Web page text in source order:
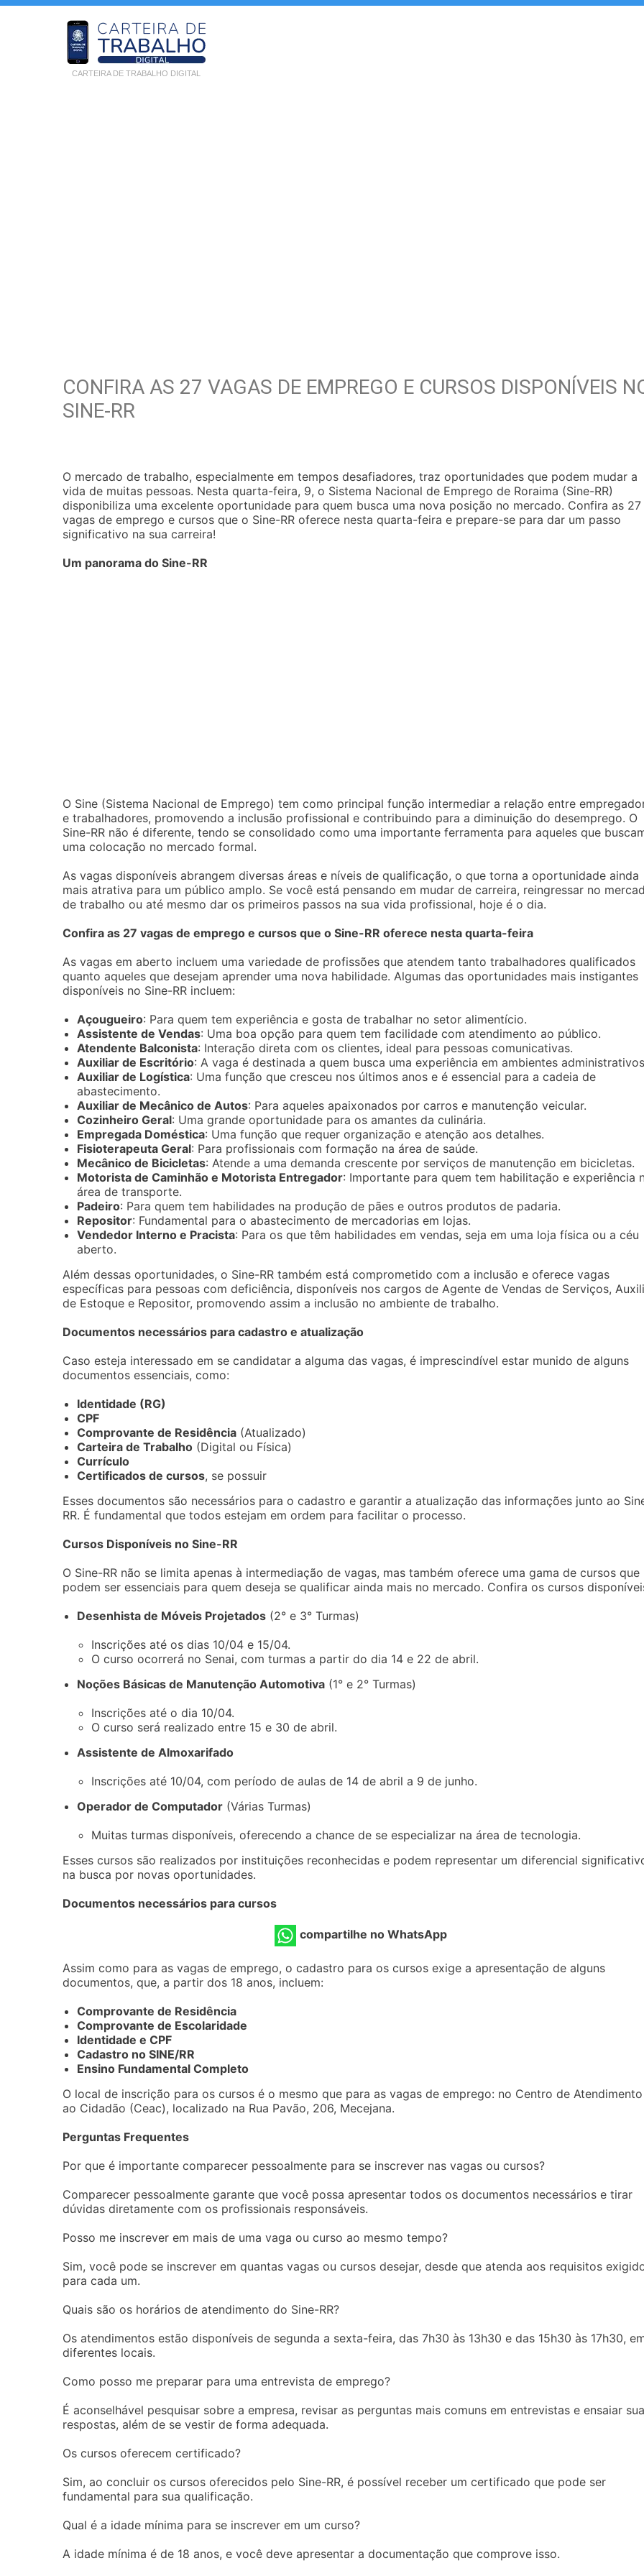
CARTEIRA DE TRABALHO DIGITAL
CONFIRA AS 27 VAGAS DE EMPREGO E CURSOS DISPONÍVEIS
SINE-RR
O mercado de trabalho, especialmente em tempos desafiadores, traz oportunidades que podem mudar a
vida de muitas pessoas. Nesta quarta-feira, 9, o Sistema Nacional de Emprego de Roraima (Sine-RR)
disponibiliza uma excelente oportunidade para quem busca uma nova posição no mercado. Confira as 27
vagas de emprego e cursos que o Sine-RR oferece nesta quarta-feira e prepare-se para dar um passo
significativo na sua carreira!
Um panorama do Sine-RR
O Sine (Sistema Nacional de Emprego) tem como principal função intermediar a relação entre
e trabalhadores, promovendo a inclusão profissional e contribuindo para a diminuição do desemprego. O
Sine-RR não é diferente, tendo se consolidado como uma importante ferramenta para aqueles que
uma colocação no mercado formal.
As vagas disponíveis abrangem diversas áreas e níveis de qualificação, o que torna a oportunidade ainda
mais atrativa para um público amplo. Se você está pensando em mudar de carreira, reingressar no
de trabalho ou até mesmo dar os primeiros passos na sua vida profissional, hoje é o dia.
Confira as 27 vagas de emprego e cursos que o Sine-RR oferece nesta quarta-feira
As vagas em aberto incluem uma variedade de profissões que atendem tanto trabalhadores qualificados
quanto aqueles que desejam aprender uma nova habilidade. Algumas das oportunidades mais instigantes
disponíveis no Sine-RR incluem:
Açougueiro: Para quem tem experiência e gosta de trabalhar no setor alimentício.
Assistente de Vendas: Uma boa opção para quem tem facilidade com atendimento ao público.
Atendente Balconista: Interação direta com os clientes, ideal para pessoas comunicativas.
Auxiliar de Escritório: A vaga é destinada a quem busca uma experiência em ambientes
Auxiliar de Logística: Uma função que cresceu nos últimos anos e é essencial para a cadeia de
abastecimento.
Auxiliar de Mecânico de Autos: Para aqueles apaixonados por carros e manutenção veicular.
Cozinheiro Geral: Uma grande oportunidade para os amantes da culinária.
Empregada Doméstica: Uma função que requer organização e atenção aos detalhes.
Fisioterapeuta Geral: Para profissionais com formação na área de saúde.
Mecânico de Bicicletas: Atende a uma demanda crescente por serviços de manutenção em bicicletas.
Motorista de Caminhão e Motorista Entregador: Importante para quem tem habilitação e experiência
área de transporte.
Padeiro: Para quem tem habilidades na produção de pães e outros produtos de padaria.
Repositor: Fundamental para o abastecimento de mercadorias em lojas.
Vendedor Interno e Pracista: Para os que têm habilidades em vendas, seja em uma loja física ou a céu
aberto.
Além dessas oportunidades, o Sine-RR também está comprometido com a inclusão e oferece vagas
específicas para pessoas com deficiência, disponíveis nos cargos de Agente de Vendas de Serviços,
de Estoque e Repositor, promovendo assim a inclusão no ambiente de trabalho.
Documentos necessários para cadastro e atualização
Caso esteja interessado em se candidatar a alguma das vagas, é imprescindível estar munido de alguns
documentos essenciais, como:
Identidade (RG)
CPF
Comprovante de Residência (Atualizado)
Carteira de Trabalho (Digital ou Física)
Currículo
Certificados de cursos, se possuir
Esses documentos são necessários para o cadastro e garantir a atualização das informações junto ao
RR. É fundamental que todos estejam em ordem para facilitar o processo.
Cursos Disponíveis no Sine-RR
O Sine-RR não se limita apenas à intermediação de vagas, mas também oferece uma gama de cursos que
podem ser essenciais para quem deseja se qualificar ainda mais no mercado. Confira os cursos
Desenhista de Móveis Projetados (2° e 3° Turmas)
Inscrições até os dias 10/04 e 15/04.
O curso ocorrerá no Senai, com turmas a partir do dia 14 e 22 de abril.
Noções Básicas de Manutenção Automotiva (1° e 2° Turmas)
Inscrições até o dia 10/04.
O curso será realizado entre 15 e 30 de abril.
Assistente de Almoxarifado
Inscrições até 10/04, com período de aulas de 14 de abril a 9 de junho.
Operador de Computador (Várias Turmas)
Muitas turmas disponíveis, oferecendo a chance de se especializar na área de tecnologia.
Esses cursos são realizados por instituições reconhecidas e podem representar um diferencial
na busca por novas oportunidades.
Documentos necessários para cursos
compartilhe no WhatsApp
Assim como para as vagas de emprego, o cadastro para os cursos exige a apresentação de alguns
documentos, que, a partir dos 18 anos, incluem:
Comprovante de Residência
Comprovante de Escolaridade
Identidade e CPF
Cadastro no SINE/RR
Ensino Fundamental Completo
O local de inscrição para os cursos é o mesmo que para as vagas de emprego: no Centro de Atendimento
ao Cidadão (Ceac), localizado na Rua Pavão, 206, Mecejana.
Perguntas Frequentes
Por que é importante comparecer pessoalmente para se inscrever nas vagas ou cursos?
Comparecer pessoalmente garante que você possa apresentar todos os documentos necessários e tirar
dúvidas diretamente com os profissionais responsáveis.
Posso me inscrever em mais de uma vaga ou curso ao mesmo tempo?
Sim, você pode se inscrever em quantas vagas ou cursos desejar, desde que atenda aos requisitos
para cada um.
Quais são os horários de atendimento do Sine-RR?
Os atendimentos estão disponíveis de segunda a sexta-feira, das 7h30 às 13h30 e das 15h30 às 17h30,
diferentes locais.
Como posso me preparar para uma entrevista de emprego?
É aconselhável pesquisar sobre a empresa, revisar as perguntas mais comuns em entrevistas e ensaiar
respostas, além de se vestir de forma adequada.
Os cursos oferecem certificado?
Sim, ao concluir os cursos oferecidos pelo Sine-RR, é possível receber um certificado que pode ser
fundamental para sua qualificação.
Qual é a idade mínima para se inscrever em um curso?
A idade mínima é de 18 anos, e você deve apresentar a documentação que comprove isso.